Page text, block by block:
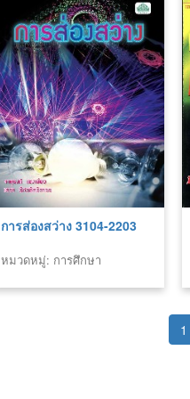
การส่องสว่าง 3104-2203
หมวดหมู่: การศึกษา
1